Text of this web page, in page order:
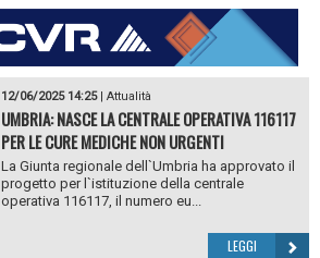
12/06/2025 14:25| Attualità
UMBRIA: NASCE LA CENTRALE OPERATIVA 116117
PER LE CURE MEDICHE NON URGENTI
La Giunta regionale dell`Umbria ha approvato il
progetto per l`istituzione della centrale
operativa 116117, il numero eu...
LEGGI